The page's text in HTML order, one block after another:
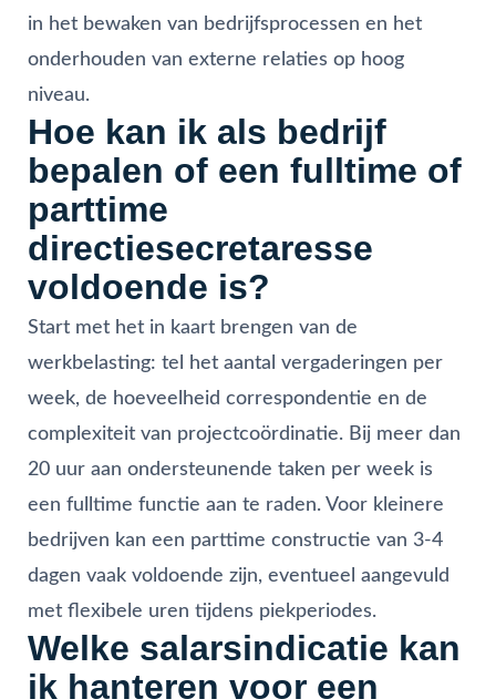
in het bewaken van bedrijfsprocessen en het
onderhouden van externe relaties op hoog
niveau.
Hoe kan ik als bedrijf
bepalen of een fulltime of
parttime
directiesecretaresse
voldoende is?
Start met het in kaart brengen van de
werkbelasting: tel het aantal vergaderingen per
week, de hoeveelheid correspondentie en de
complexiteit van projectcoördinatie. Bij meer dan
20 uur aan ondersteunende taken per week is
een fulltime functie aan te raden. Voor kleinere
bedrijven kan een parttime constructie van 3-4
dagen vaak voldoende zijn, eventueel aangevuld
met flexibele uren tijdens piekperiodes.
Welke salarsindicatie kan
ik hanteren voor een